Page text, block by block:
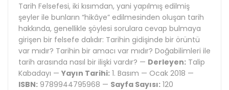
Tarih Felsefesi, iki kısımdan, yani yapılmış edilmiş
şeyler ile bunların “hikâye” edilmesinden oluşan tarih
hakkında, genellikle şöylesi sorulara cevap bulmaya
girişen bir felsefe dalıdır: Tarihin gidişinde bir örüntü
var mıdır? Tarihin bir amacı var mıdır? Doğabilimleri ile
tarih arasında nasıl bir ilişki vardır? — Derleyen: Talip
Kabadayı — Yayın Tarihi: 1. Basım — Ocak 2018 —
ISBN: 9789944795968 — Sayfa Sayısı: 120